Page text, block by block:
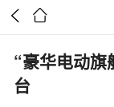
 
“豪华电动
台